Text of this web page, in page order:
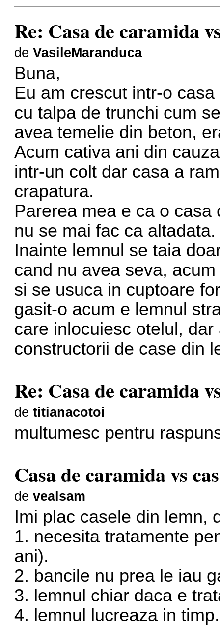
Re: Casa de caramida
deVasileMaranduca
Buna,
Eu am crescut intr-o
cu talpa de trunchi cum
avea temelie din beton,
Acum cativa ani din
intr-un colt dar casa a
crapatura.
Parerea mea e ca o
nu se mai fac ca altadata.
Inainte lemnul se taia
cand nu avea seva,
si se usuca in cuptoare
gasit-o acum e lemnul
care inlocuiesc otelul,
constructorii de case din
Re: Casa de caramida
detitianacotoi
multumesc pentru
Casa de caramida vs
devealsam
Imi plac casele din lemn,
1. necesita tratamente
ani).
2. bancile nu prea le iau
3. lemnul chiar daca e
4. lemnul lucreaza in timp.